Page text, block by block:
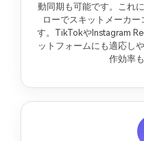
動同期も可能です。これ
ローでスキットメーカ
す。TikTokやInstagram
ットフォームにも適応し
作効率